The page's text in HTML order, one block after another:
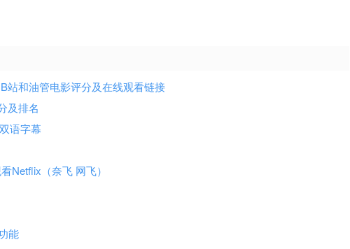
站和油管电影评分及在线观看链接
及排名
语字幕
Netflix（奈飞 网飞）
能